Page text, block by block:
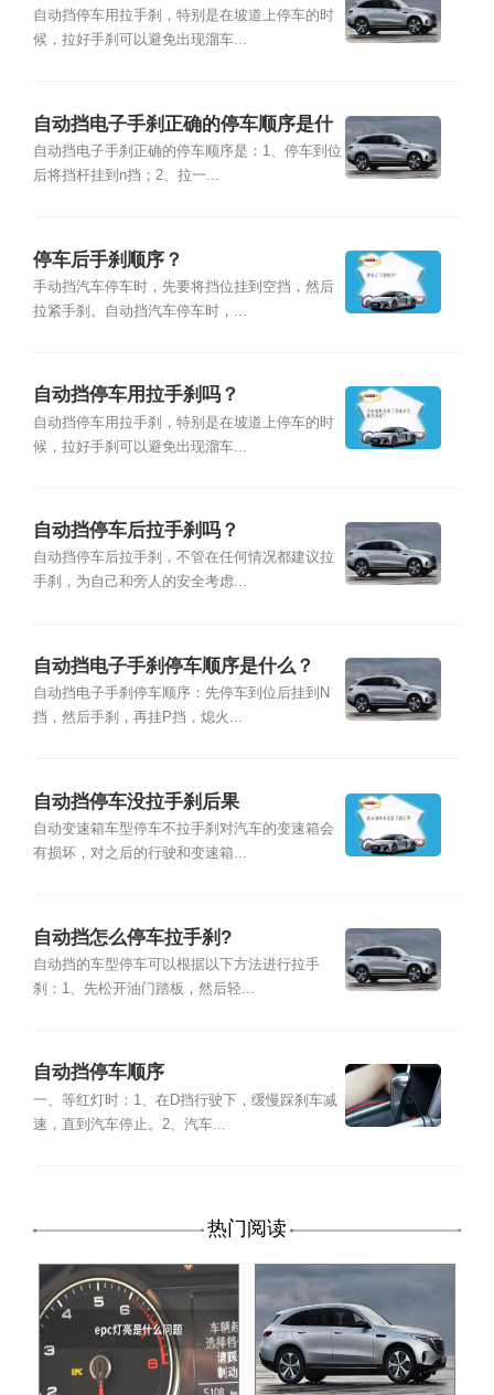
自动挡停车用拉手刹，特别是在坡道上停车的时
候，拉好手刹可以避免出现溜车...
自动挡电子手刹正确的停车顺序是什
么？
自动挡电子手刹正确的停车顺序是：1、停车到位
后将挡杆挂到n挡；2、拉一...
停车后手刹顺序？
手动挡汽车停车时，先要将挡位挂到空挡，然后
拉紧手刹。自动挡汽车停车时，...
自动挡停车用拉手刹吗？
自动挡停车用拉手刹，特别是在坡道上停车的时
候，拉好手刹可以避免出现溜车...
自动挡停车后拉手刹吗？
自动挡停车后拉手刹，不管在任何情况都建议拉
手刹，为自己和旁人的安全考虑...
自动挡电子手刹停车顺序是什么？
自动挡电子手刹停车顺序：先停车到位后挂到N
挡，然后手刹，再挂P挡，熄火...
自动挡停车没拉手刹后果
自动变速箱车型停车不拉手刹对汽车的变速箱会
有损坏，对之后的行驶和变速箱...
自动挡怎么停车拉手刹?
自动挡的车型停车可以根据以下方法进行拉手
刹：1、先松开油门踏板，然后轻...
自动挡停车顺序
一、等红灯时：1、在D挡行驶下，缓慢踩刹车减
速，直到汽车停止。2、汽车...
热门阅读